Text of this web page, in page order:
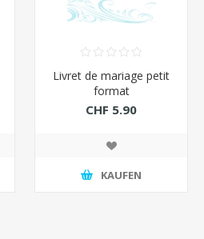
Livret de mariage petit
format
CHF 5.90
KAUFEN